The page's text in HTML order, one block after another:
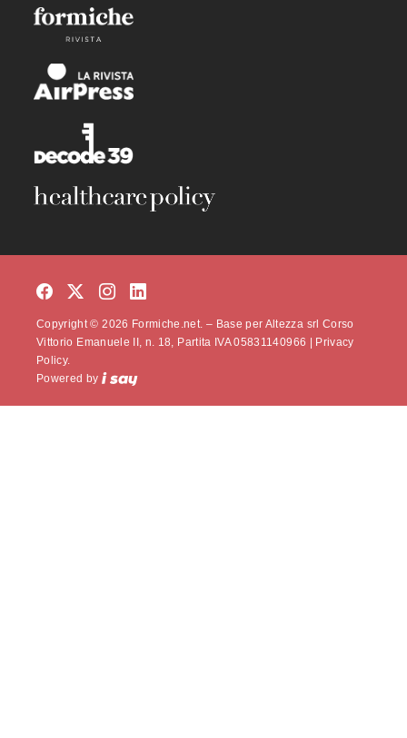
Copyright © 2026 Formiche.net. – Base per Altezza srl Corso
Vittorio Emanuele II, n. 18, Partita IVA 05831140966 |
Privacy
Policy.
Powered by